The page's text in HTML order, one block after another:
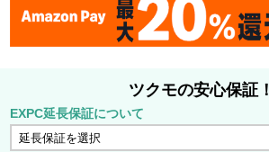
ツクモの安心保証！
EXPC延長保証について